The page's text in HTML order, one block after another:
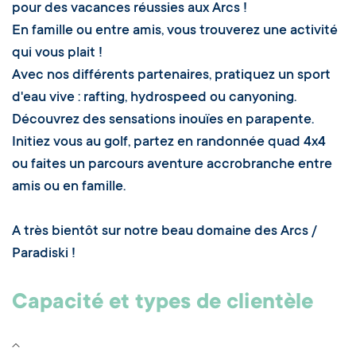
pour des vacances réussies aux Arcs !
En famille ou entre amis, vous trouverez une activité
qui vous plait !
Avec nos différents partenaires, pratiquez un sport
d'eau vive : rafting, hydrospeed ou canyoning.
Découvrez des sensations inouïes en parapente.
Initiez vous au golf, partez en randonnée quad 4x4
ou faites un parcours aventure accrobranche entre
amis ou en famille.
A très bientôt sur notre beau domaine des Arcs /
Paradiski !
Capacité et types de clientèle